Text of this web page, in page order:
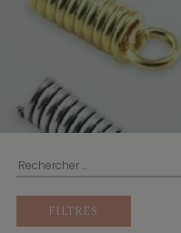
FILTRES